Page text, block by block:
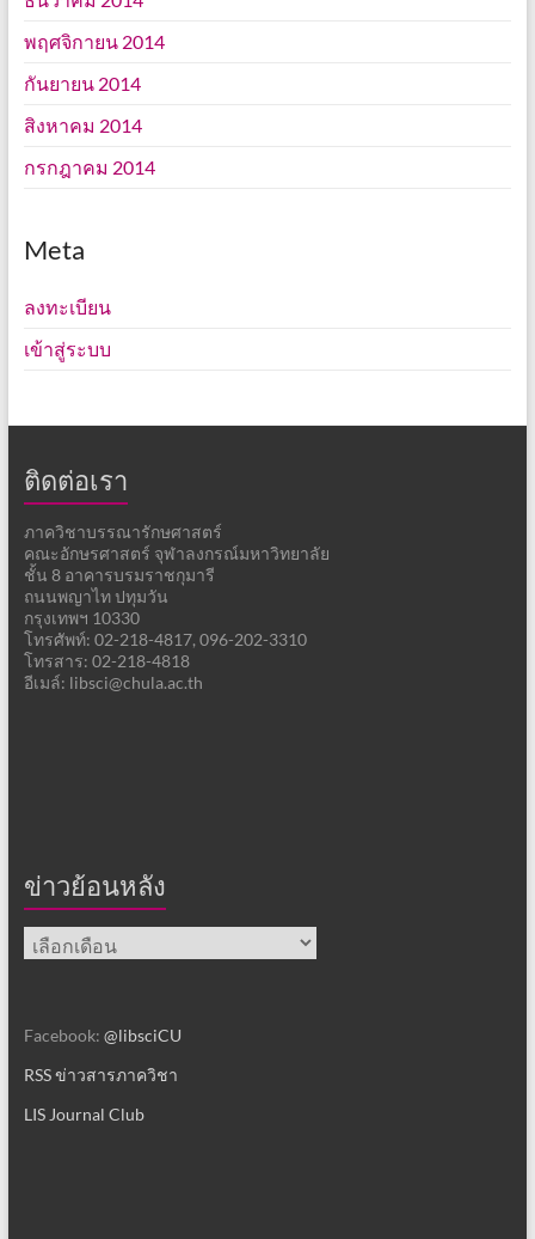
พฤศจิกายน 2014
กันยายน 2014
สิงหาคม 2014
กรกฎาคม 2014
Meta
ลงทะเบียน
เข้าสู่ระบบ
ติดต่อเรา
ภาควิชาบรรณารักษศาสตร์
คณะอักษรศาสตร์ จุฬาลงกรณ์มหาวิทยาลัย
ชั้น 8 อาคารบรมราชกุมารี
ถนนพญาไท ปทุมวัน
กรุงเทพฯ 10330
โทรศัพท์: 02-218-4817, 096-202-3310
โทรสาร: 02-218-4818
อีเมล์: libsci@chula.ac.th
ข่าวย้อนหลัง
ข่าว
ย้อน
Facebook: @libsciCU
RSS ข่าวสารภาควิชา
LIS Journal Club